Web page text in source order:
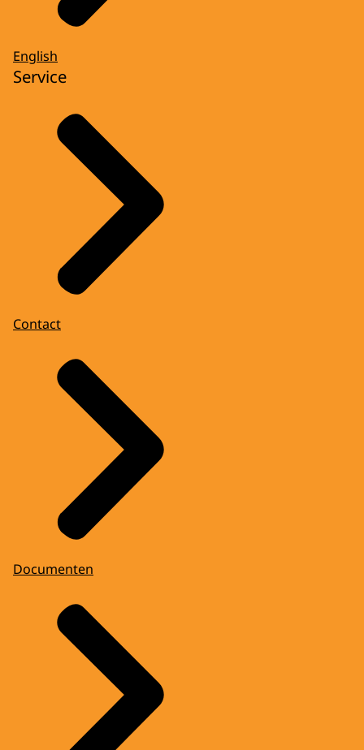
English
Service
Contact
Documenten